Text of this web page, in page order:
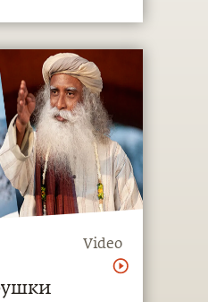
Video